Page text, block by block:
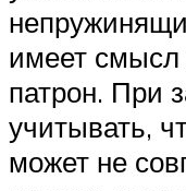
имеет смысл
патрон. При
учитывать,
может не